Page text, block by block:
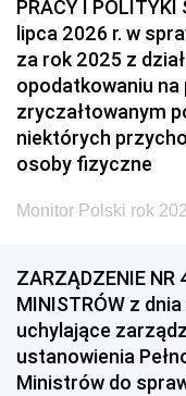
PRACY I
lipca 2026 r. w
za rok 2025 z
opodatkowaniu
zryczałtowanym
niektórych
osoby fizyczne
Monitor Polski rok
ZARZĄDZENIE NR
MINISTRÓW z
uchylające
ustanowienia
Ministrów do